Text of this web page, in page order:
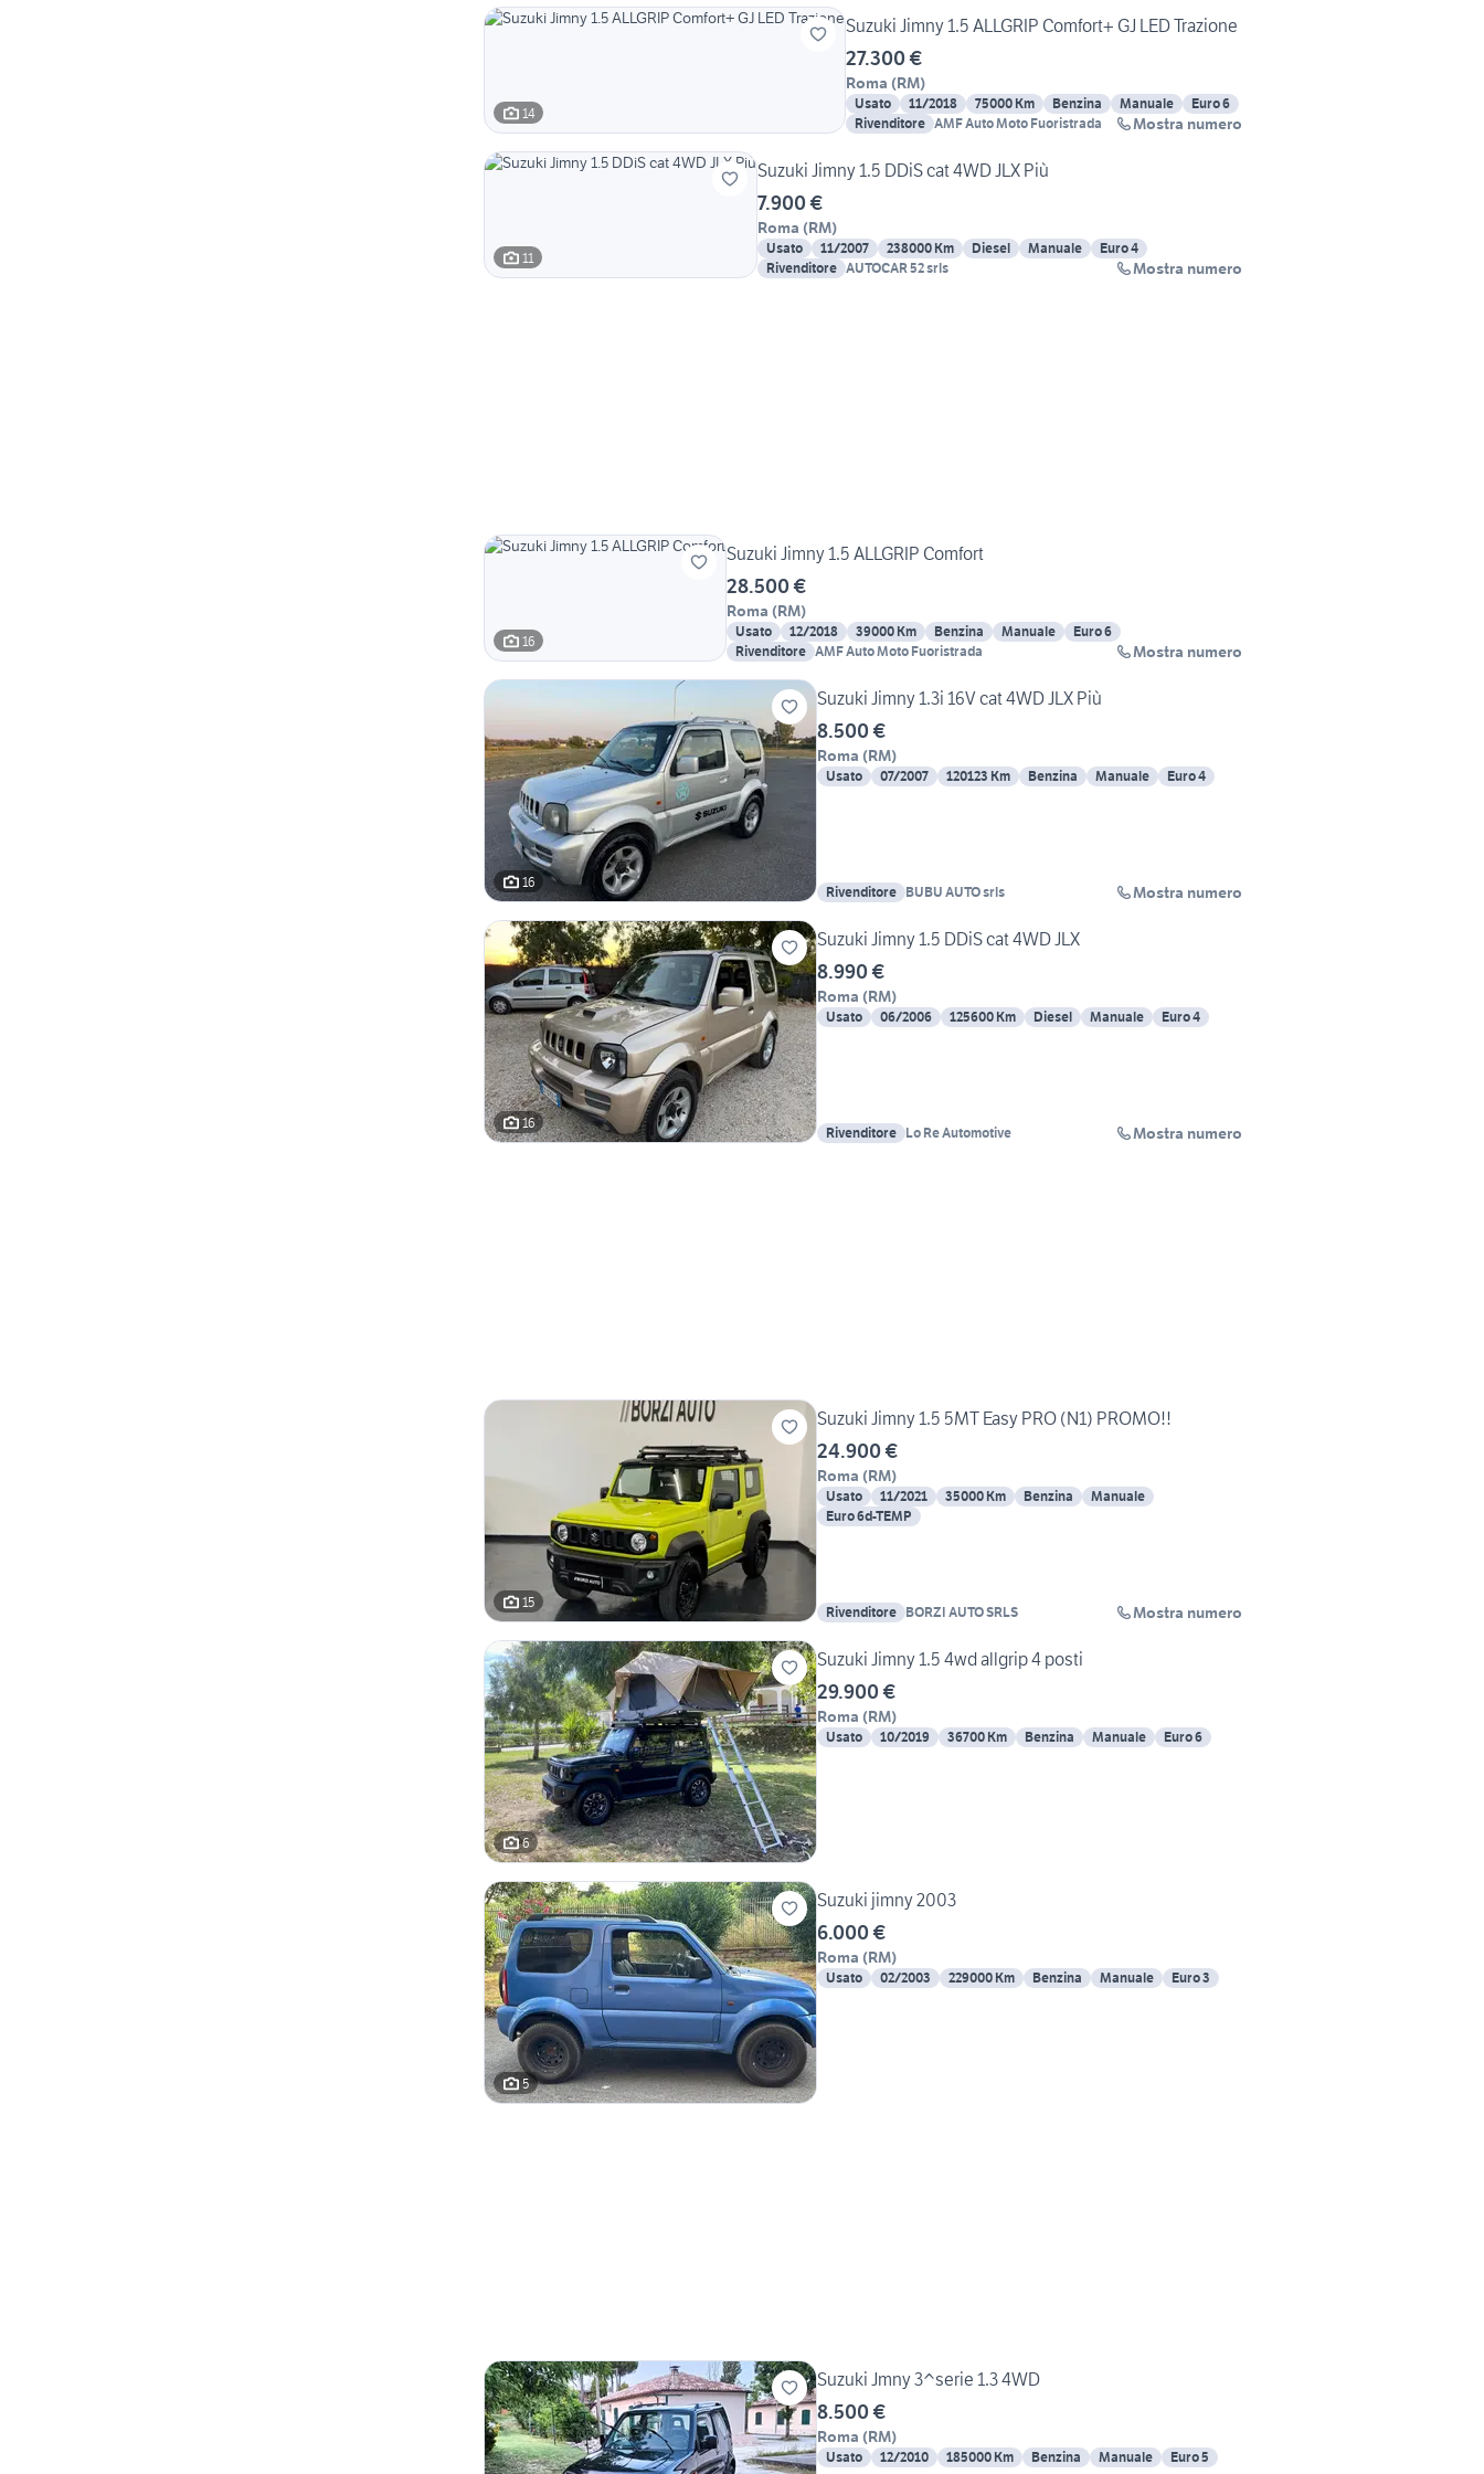
14
Suzuki Jimny 1.5 ALLGRIP Comfort+ GJ LED Trazione
27.300 €
Roma (RM)
Usato 11/2018 75000 Km Benzina Manuale
Euro 6
Rivenditore AMF Auto Moto Fuoristrada Mostra numero
11
Suzuki Jimny 1.5 DDiS cat 4WD JLX Più
7.900 €
Roma (RM)
Usato 11/2007 238000 Km Diesel Manuale
Euro 4
Rivenditore AUTOCAR 52 srls Mostra numero
16
Suzuki Jimny 1.5 ALLGRIP Comfort
28.500 €
Roma (RM)
Usato 12/2018 39000 Km Benzina Manuale
Euro 6
Rivenditore AMF Auto Moto Fuoristrada Mostra numero
16
Suzuki Jimny 1.3i 16V cat 4WD JLX Più
8.500 €
Roma (RM)
Usato 07/2007 120123 Km Benzina Manuale Euro 4
Rivenditore BUBU AUTO srls Mostra numero
16
Suzuki Jimny 1.5 DDiS cat 4WD JLX
8.990 €
Roma (RM)
Usato 06/2006 125600 Km Diesel Manuale Euro 4
Rivenditore Lo Re Automotive Mostra numero
15
Suzuki Jimny 1.5 5MT Easy PRO (N1) PROMO!!
24.900 €
Roma (RM)
Usato 11/2021 35000 Km Benzina
Manuale
Euro 6d-TEMP
Rivenditore BORZI AUTO SRLS Mostra numero
6
Suzuki Jimny 1.5 4wd allgrip 4 posti
29.900 €
Roma (RM)
Usato 10/2019 36700 Km Benzina Manuale Euro 6
5
Suzuki jimny 2003
6.000 €
Roma (RM)
Usato 02/2003 229000 Km Benzina Manuale Euro 3
Suzuki Jmny 3^serie 1.3 4WD
8.500 €
Roma (RM)
Usato 12/2010 185000 Km Benzina Manuale Euro 5